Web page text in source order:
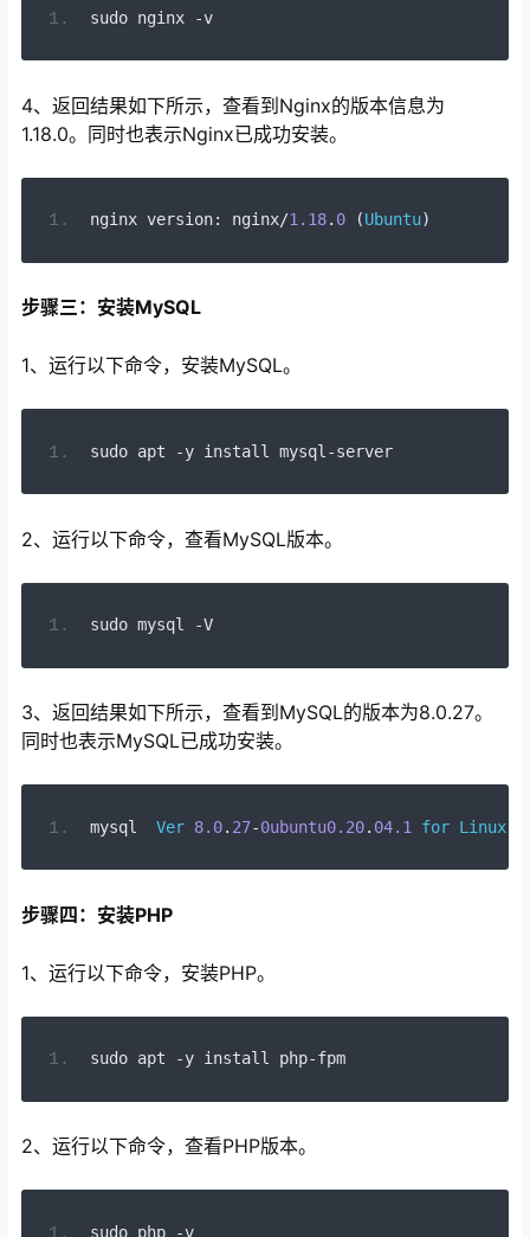
sudo nginx -v
4、返回结果如下所示，查看到Nginx的版本信息为
1.18.0。同时也表示Nginx已成功安装。
nginx version: nginx/1.18. 0 (Ubuntu)
步骤三：安装MySQL
1、运行以下命令，安装MySQL。
sudo apt -y install mysql -server
2、运行以下命令，查看MySQL版本。
sudo mysql -V
3、返回结果如下所示，查看到MySQL的版本为8.0.27。
同时也表示MySQL已成功安装。
mysql Ver 8.0. 27-0ubuntu0.20. 04.1 for Linux
步骤四：安装PHP
1、运行以下命令，安装PHP。
sudo apt -y install php-fpm
2、运行以下命令，查看PHP版本。
sudo php -v